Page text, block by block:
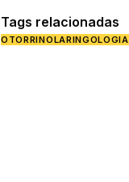
Tags relacionadas
OTORRINOLARINGOLOGIA